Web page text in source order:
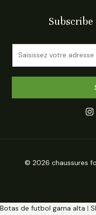
© 2026 chaussures
Botas de futbol gama alta |